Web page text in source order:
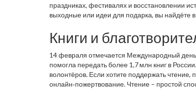
праздниках, фестивалях и восстановлении
выходные или идеи для подарка, вы найдёте
Книги и
14 февраля отмечается Международный
помогла передать более 1,7 млн книг в
волонтёров. Если хотите поддержать
онлайн‑пожертвование. Чтение – простой